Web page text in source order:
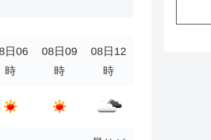
日06
時
08日09
時
08日12
時